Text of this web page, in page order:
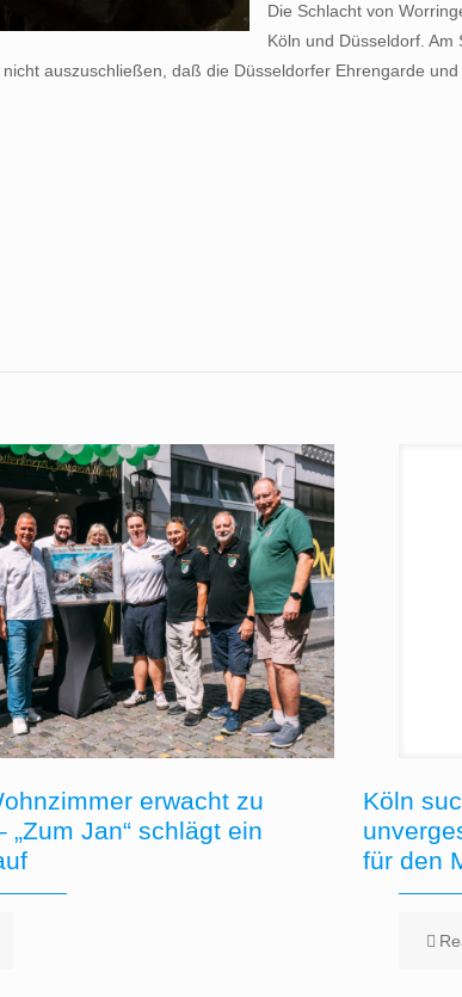
Die Schlacht von
Köln und Düsseldorf.
auszuschließen, daß die Düsseldorfer Ehrengarde
erwacht zu
„Zum Jan“ schlägt ein
Köln
für den